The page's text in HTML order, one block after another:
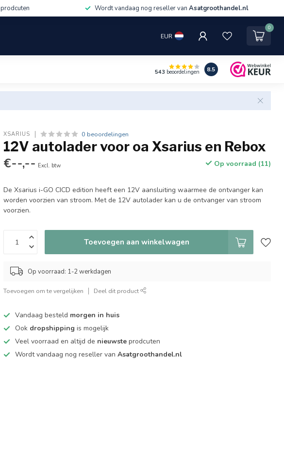
prodcuten Wordt vandaag nog reseller van Asatgroothandel.nl
EUR
0
543 beoordelingen 8.5
XSARIUS 0 beoordelingen
12V autolader voor oa Xsarius en Rebox
€--,-- Excl. btw Op voorraad (11)
De Xsarius i-GO CICD edition heeft een 12V aansluiting waarmee de ontvanger kan
worden voorzien van stroom. Met de 12V autolader kan u de ontvanger van stroom
voorzien.
Toevoegen aan winkelwagen
Op voorraad: 1-2 werkdagen
Toevoegen om te vergelijken Deel dit product
Vandaag besteld morgen in huis
Ook dropshipping is mogelijk
Veel voorraad en altijd de nieuwste prodcuten
Wordt vandaag nog reseller vanAsatgroothandel.nl